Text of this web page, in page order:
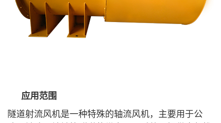
应用范围
隧道射流风机是一种特殊的轴流风机，主要用于公